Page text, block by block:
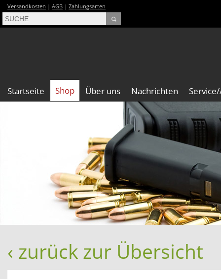
Versandkosten | AGB | Zahlungsarten
Startseite Shop Über uns Nachrichten
‹ zurück zur Übersicht